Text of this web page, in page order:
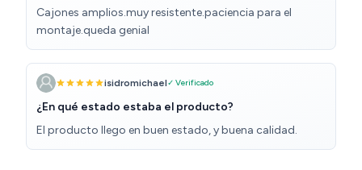
Cajones amplios.muy resistente.paciencia para el
montaje.queda genial
isidromichael✓ Verificado
¿En qué estado estaba el producto?
El producto llego en buen estado, y buena calidad.